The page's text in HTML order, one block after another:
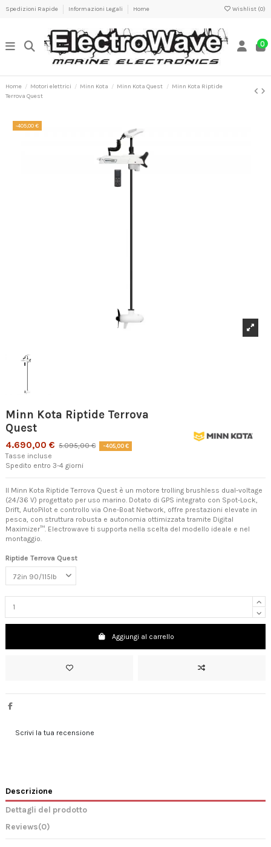
Spedizioni Rapide Informazioni Legali Home Wishlist (0)
0
Home Motori elettrici Minn Kota Minn Kota Quest
Minn Kota Riptide
Terrova Quest
-405,00 €
Minn Kota Riptide Terrova
Quest
4.690,00 € 5.095,00 € -405,00 €
Tasse incluse
Spedito entro 3-4 giorni
Il Minn Kota Riptide Terrova Quest è un motore trolling brushless dual-voltage
(24/36 V) progettato per uso marino. Dotato di GPS integrato con Spot-Lock,
Drift, AutoPilot e controllo via One-Boat Network, offre prestazioni elevate in
pesca, con struttura robusta e autonomia ottimizzata tramite Digital
Maximizer™. Electrowave ti supporta nella scelta del modello ideale e nel
montaggio.
Riptide Terrova Quest
Aggiungi al carrello
Scrivi la tua recensione
Descrizione
Dettagli del prodotto
Reviews(0)